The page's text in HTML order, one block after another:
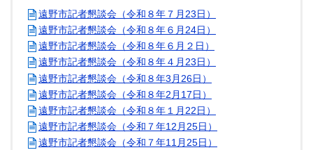
遠野市記者懇談会（令和８年７月23日）
遠野市記者懇談会（令和８年６月24日）
遠野市記者懇談会（令和８年６月２日）
遠野市記者懇談会（令和８年４月23日）
遠野市記者懇談会（令和８年3月26日）
遠野市記者懇談会（令和８年2月17日）
遠野市記者懇談会（令和８年１月22日）
遠野市記者懇談会（令和７年12月25日）
遠野市記者懇談会（令和７年11月25日）